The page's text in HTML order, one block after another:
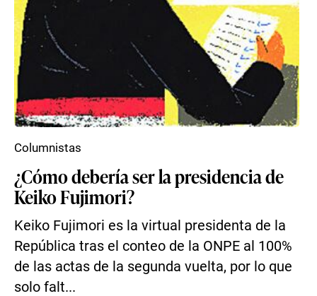
¿Cómo debería ser la presidencia de
Keiko Fujimori?
Keiko Fujimori es la virtual presidenta de la
República tras el conteo de la ONPE al 100%
de las actas de la segunda vuelta, por lo que
solo falt...
Columnistas